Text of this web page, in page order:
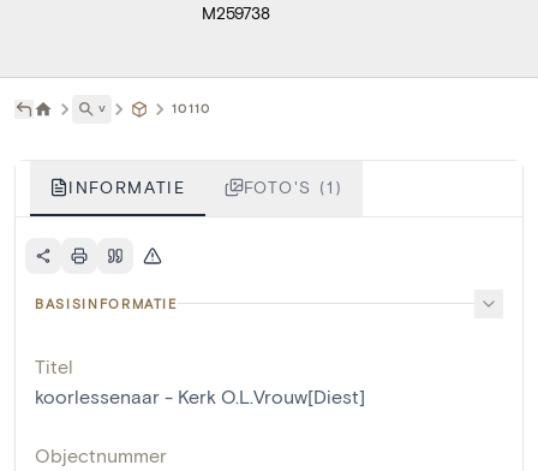
M259738
˅ 10110
INFORMATIE FOTO'S (1)
BASISINFORMATIE
Titel
koorlessenaar - Kerk O.L.Vrouw[Diest]
Objectnummer